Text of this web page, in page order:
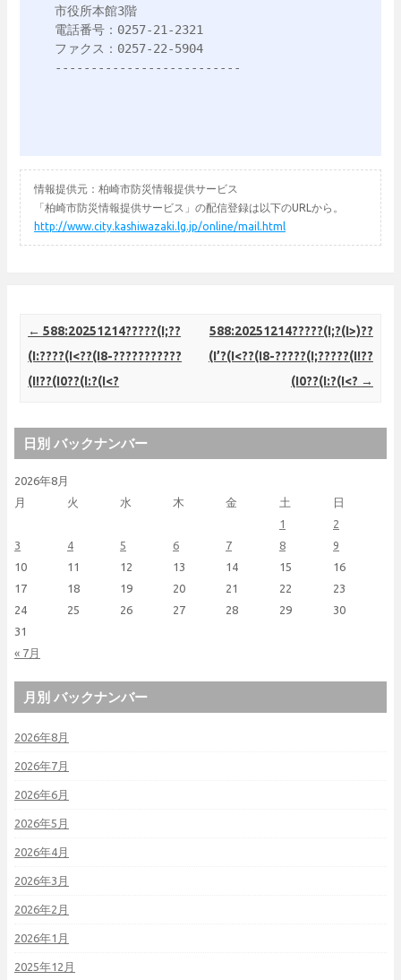
市役所本館3階
電話番号：0257-21-2321
ファクス：0257-22-5904
--------------------------
情報提供元：柏崎市防災情報提供サービス
「柏崎市防災情報提供サービス」の配信登録は以下のURLから。
http://www.city.kashiwazaki.lg.jp/online/mail.html
Post navigation
← 588:20251214?????(I;??
(I:????(I<??(I8-???????????
(I!??(I0??(I:?(I<?
588:20251214?????(I;?(I>)??
(I’?(I<??(I8-?????(I;?????(I!??
(I0??(I:?(I<? →
日別 バックナンバー
2026年8月
月
火 水 木 金 土 日
« 7月
1
2
3
4 5 6 7 8
9
10
11 12 13 14 15
16
17
18 19 20 21 22
23
24
25 26 27 28 29
30
31
月別 バックナンバー
2026年8月
2026年7月
2026年6月
2026年5月
2026年4月
2026年3月
2026年2月
2026年1月
2025年12月